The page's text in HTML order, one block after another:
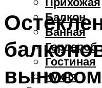
Балкон
Ванная
Гардероб
Гостиная
Кухня